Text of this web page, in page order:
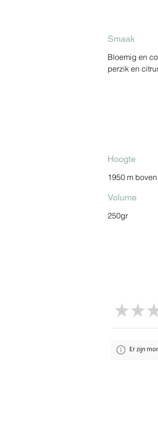
Smaak
Bloemig en
perzik en
Hoogte
1950 m
Volume
250gr
★ ★
Er zijn